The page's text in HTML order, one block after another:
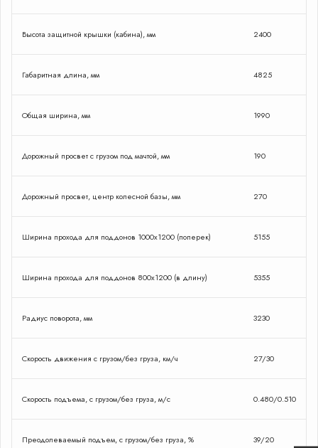
Высота защитной крышки (кабина), мм 2400
Габаритная длина, мм 4825
Общая ширина, мм 1990
Дорожный просвет с грузом под мачтой, мм 190
Дорожный просвет, центр колесной базы, мм 270
Ширина прохода для поддонов 1000х1200 (поперек) 5155
Ширина прохода для поддонов 800х1200 (в длину) 5355
Радиус поворота, мм 3230
Скорость движения с грузом/без груза, км/ч 27/30
Скорость подъема, с грузом/без груза, м/с 0.480/0.510
Преодолеваемый подъем, с грузом/без груза, % 39/20
подбор вилочного погрузчика